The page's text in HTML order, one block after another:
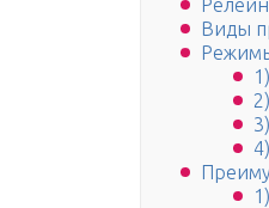
Виды